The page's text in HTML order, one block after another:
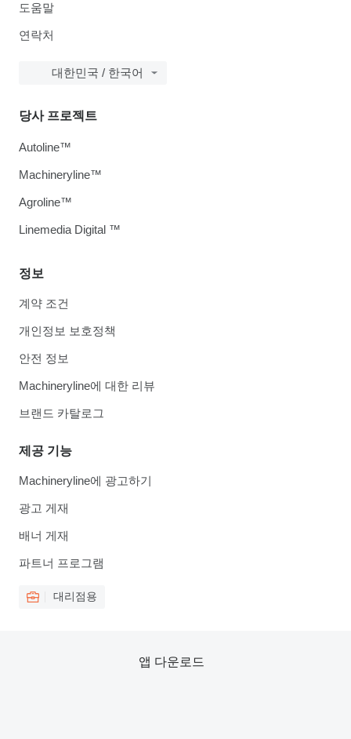
도움말
연락처
대한민국 / 한국어
정보
계약 조건
개인정보 보호정책
안전 정보
Machineryline에 대한 리뷰
브랜드 카탈로그
제공 기능
Machineryline에 광고하기
광고 게재
배너 게재
파트너 프로그램
대리점용
당사 프로젝트
Autoline™
Machineryline™
Agroline™
Linemedia Digital ™
앱 다운로드